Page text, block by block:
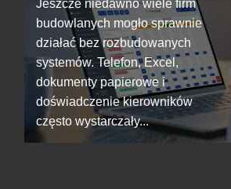
Jeszcze niedawno wiele firm
budowlanych mogło sprawnie
działać bez rozbudowanych
systemów. Telefon, Excel,
dokumenty papierowe i
doświadczenie kierowników
często wystarczały...